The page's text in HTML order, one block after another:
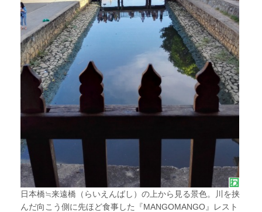
日本橋≒来遠橋（らいえんばし）の上から見る景色。川を挟
んだ向こう側に先ほど食事した『MANGOMANGO』レスト